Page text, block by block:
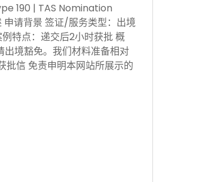
190 | TAS Nomination
请背景 签证/服务类型：出境
特点：递交后2小时获批 概
境豁免。我们材料准备相对
批信 免责申明本网站所展示的